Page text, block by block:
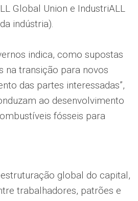
Global Union e IndustriALL
indústria).
indica, como supostas
na transição para novos
das partes interessadas”,
ao desenvolvimento
fósseis para
global do capital,
trabalhadores, patrões e